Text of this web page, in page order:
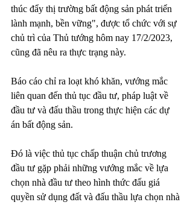
thúc đẩy thị trường bất động sản phát triển
lành mạnh, bền vững", được tổ chức với sự
chủ trì của Thủ tướng hôm nay 17/2/2023,
cũng đã nêu ra thực trạng này.
Báo cáo chỉ ra loạt khó khăn, vướng mắc
liên quan đến thủ tục đầu tư, pháp luật về
đầu tư và đấu thầu trong thực hiện các dự
án bất động sản.
Đó là việc thủ tục chấp thuận chủ trương
đầu tư gặp phải những vướng mắc về lựa
chọn nhà đầu tư theo hình thức đấu giá
quyền sử dụng đất và đấu thầu lựa chọn nhà